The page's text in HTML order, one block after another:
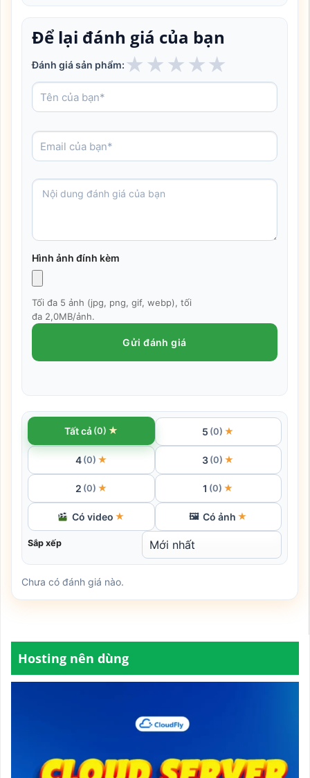
Để lại đánh giá của bạn
Đánh giá sản phẩm: ★ ★ ★ ★★
Hình ảnh đính kèm
Tối đa 5 ảnh (jpg, png, gif, webp), tối
đa 2,0MB/ảnh.
Gửi đánh giá
Tất cả (0) ★ 5 (0) ★
4 (0) ★ 3 (0) ★
2 (0) ★ 1 (0) ★
Có video ★ 🖼 Có ảnh ★
Sắp xếp
Chưa có đánh giá nào.
Hosting nên dùng